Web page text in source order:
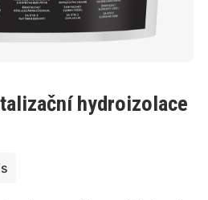
hydroizolace